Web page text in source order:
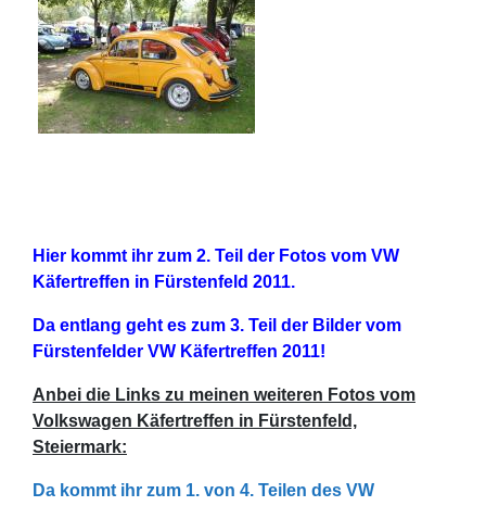
Hier kommt ihr zum 2. Teil der Fotos vom VW
Käfertreffen in Fürstenfeld 2011.
Da entlang geht es zum 3. Teil der Bilder vom
Fürstenfelder VW Käfertreffen 2011!
Anbei die Links zu meinen weiteren Fotos vom
Volkswagen Käfertreffen in Fürstenfeld,
Steiermark:
Da kommt ihr zum 1. von 4. Teilen des VW